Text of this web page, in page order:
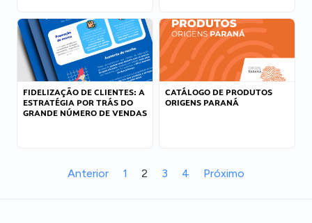
FIDELIZAÇÃO DE CLIENTES: A
ESTRATÉGIA POR TRÁS DO
GRANDE NÚMERO DE VENDAS
CATÁLOGO DE PRODUTOS
ORIGENS PARANÁ
Anterior 1 2 3 4 Próximo